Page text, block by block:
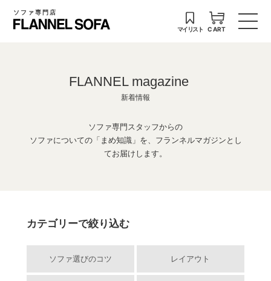
ソファ専門店
マイリスト CART
FLANNEL magazine
新着情報
ソファ専門スタッフからの
ソファについての「まめ知識」を、フランネルマガジンとし
てお届けします。
カテゴリーで絞り込む
ソファ選びのコツ レイアウト